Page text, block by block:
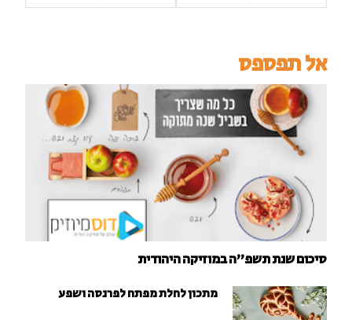
אל תפספס
סיכום שנת תשפ"ה במוזיקה היהודית
מתכון לחלת מפתח לפרנסה ושפע